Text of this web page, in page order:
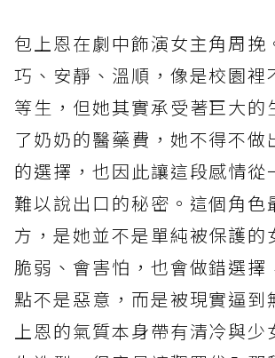
包上恩在劇中飾演女主角周挽
巧、安靜、溫順，像是校園裡
等生，但她其實承受著巨大的
了奶奶的醫藥費，她不得不做
的選擇，也因此讓這段感情從
難以說出口的秘密。這個角色
方，是她並不是單純被保護的
脆弱、會害怕，也會做錯選擇
點不是惡意，而是被現實逼到
上恩的氣質本身帶有清冷與少